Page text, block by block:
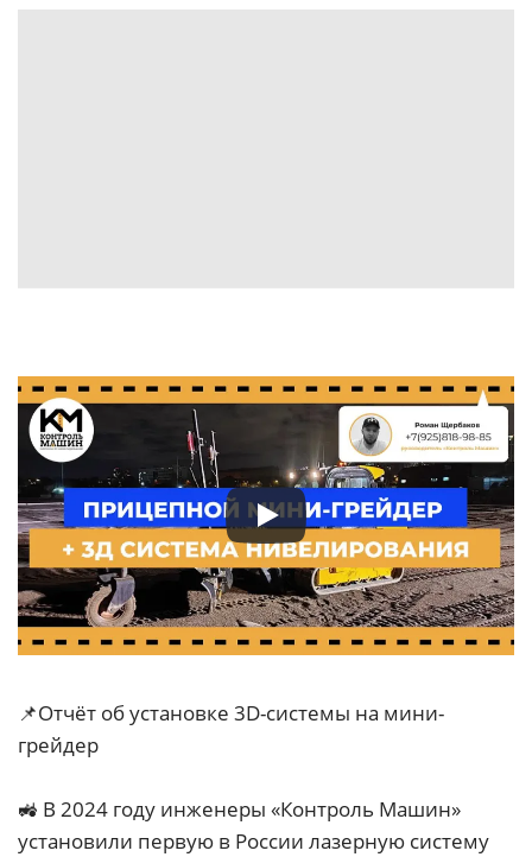
📌Отчёт об установке 3D-системы на мини-
грейдер
🚜 В 2024 году инженеры «Контроль Машин»
установили первую в России лазерную систему